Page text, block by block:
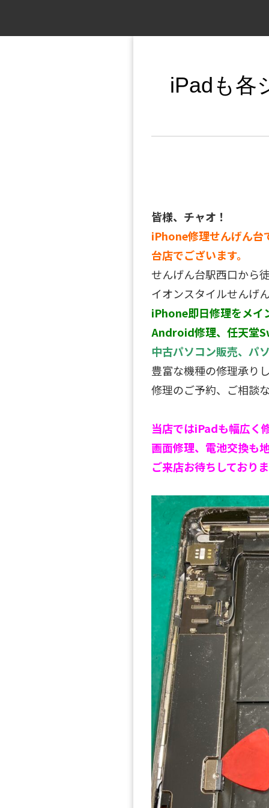
iPadも各
皆様、チャオ！
iPhone修理せんげん台
台店でございます。
せんげん台駅西口から
イオンスタイルせんげ
iPhone即日修理をメイ
Android修理、任天堂
中古パソコン販売、パ
豊富な機種の修理承り
修理のご予約、ご相談
当店ではiPadも幅広く
画面修理、電池交換も
ご来店お待ちしており